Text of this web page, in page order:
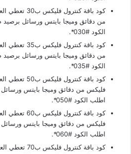
الكود #030*.
الكود #035*.
اطلب الكود #050*.
اطلب الكود #060*.